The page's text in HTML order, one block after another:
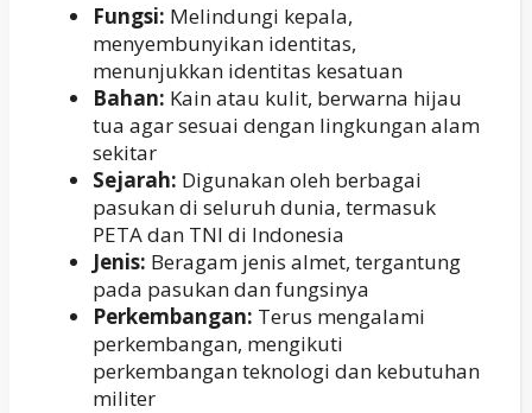
Fungsi: Melindungi kepala,
menyembunyikan identitas,
menunjukkan identitas kesatuan
Bahan: Kain atau kulit, berwarna hijau
tua agar sesuai dengan lingkungan alam
sekitar
Sejarah: Digunakan oleh berbagai
pasukan di seluruh dunia, termasuk
PETA dan TNI di Indonesia
Jenis: Beragam jenis almet, tergantung
pada pasukan dan fungsinya
Perkembangan: Terus mengalami
perkembangan, mengikuti
perkembangan teknologi dan kebutuhan
militer